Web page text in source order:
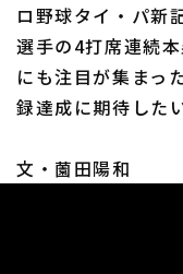
ロ野球タイ・パ新
選手の4打席連続
にも注目が集まっ
録達成に期待したい
文・薗田陽和